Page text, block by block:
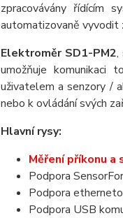
zpracovávány řídícím
automatizovaně vyvodit
Elektroměr SD1-PM2,
umožňuje komunikaci
uživatelem a senzory /
nebo k ovládání svých
Hlavní rysy:
Měření příkonu
Podpora
Podpora
Podpora USB